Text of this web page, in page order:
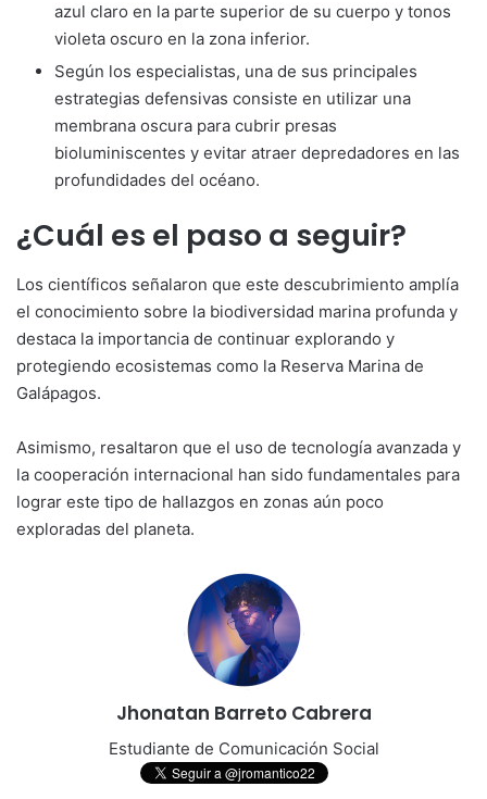
azul claro en la parte superior de su cuerpo y tonos
violeta oscuro en la zona inferior.
Según los especialistas, una de sus principales
estrategias defensivas consiste en utilizar una
membrana oscura para cubrir presas
bioluminiscentes y evitar atraer depredadores en las
profundidades del océano.
¿Cuál es el paso a seguir?
Los científicos señalaron que este descubrimiento amplía
el conocimiento sobre la biodiversidad marina profunda y
destaca la importancia de continuar explorando y
protegiendo ecosistemas como la Reserva Marina de
Galápagos.
Asimismo, resaltaron que el uso de tecnología avanzada y
la cooperación internacional han sido fundamentales para
lograr este tipo de hallazgos en zonas aún poco
exploradas del planeta.
Jhonatan Barreto Cabrera
Estudiante de Comunicación Social